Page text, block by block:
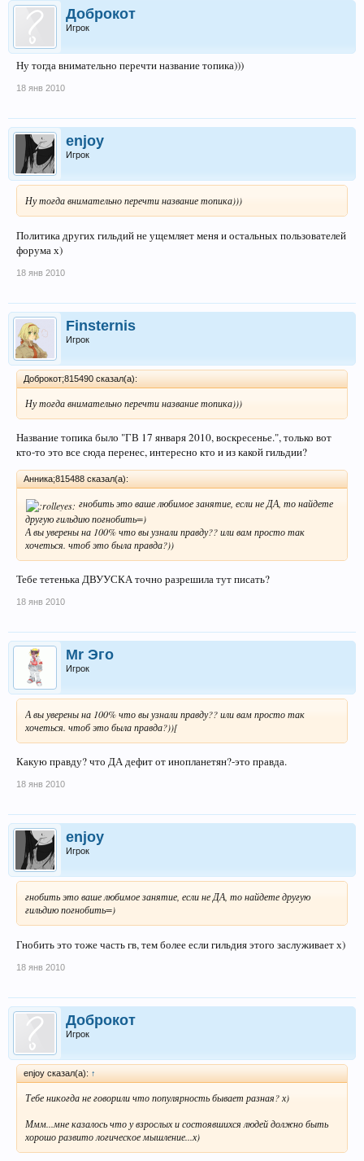
Доброкот
Игрок
Ну тогда внимательно перечти название топика)))
18 янв 2010
enjoy
Игрок
Ну тогда внимательно перечти название топика)))
Политика других гильдий не ущемляет меня и остальных пользователей
форума х)
18 янв 2010
Finsternis
Игрок
Доброкот;815490 сказал(а):
Ну тогда внимательно перечти название топика)))
Название топика было "ГВ 17 января 2010, воскресенье.", только вот
кто-то это все сюда перенес, интересно кто и из какой гильдии?
Анника;815488 сказал(а):
гнобить это ваше любимое занятие, если не ДА, то найдете
другую гильдию погнобить=)
А вы уверены на 100% что вы узнали правду?? или вам просто так
хочеться. чтоб это была правда?))
Тебе тетенька ДВУУСКА точно разрешила тут писать?
18 янв 2010
Mr Эго
Игрок
А вы уверены на 100% что вы узнали правду?? или вам просто так
хочеться. чтоб это была правда?))[
Какую правду? что ДА дефит от инопланетян?-это правда.
18 янв 2010
enjoy
Игрок
гнобить это ваше любимое занятие, если не ДА, то найдете другую
гильдию погнобить=)
Гнобить это тоже часть гв, тем более если гильдия этого заслуживает х)
18 янв 2010
Доброкот
Игрок
enjoy сказал(а): ↑
Тебе никогда не говорили что популярность бывает разная? х)
Ммм...мне казалось что у взрослых и состоявшихся людей должно быть
хорошо развито логическое мышление...х)